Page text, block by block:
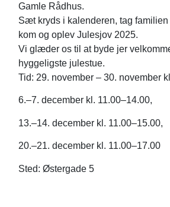
Gamle Rådhus.
Sæt kryds i kalenderen, tag familien
kom og oplev Julesjov 2025.
Vi glæder os til at byde jer
hyggeligste julestue.
Tid: 29. november – 30. november
6.–7. december kl. 11.00–14.00,
13.–14. december kl. 11.00–15.00,
20.–21. december kl. 11.00–17.00
Sted: Østergade 5